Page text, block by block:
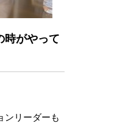
時がやって
ンリーダーも